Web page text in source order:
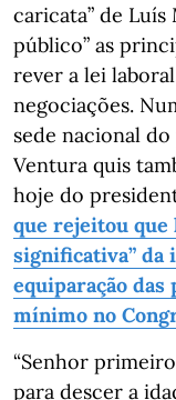
caricata” de
público” as
rever a lei
negociações.
sede nacional
Ventura quis
hoje do
que rejeitou que
significativa” da
equiparação das
mínimo no
“Senhor
para descer a